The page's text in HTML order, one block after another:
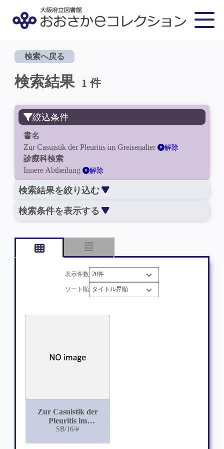
検索へ戻る
検索結果 1 件
絞込条件
書名
Zur Casuistik der Pleuritis im Greisenalter
解除
診療科検索
Innere Abtheilung
解除
検索結果を絞り込む
検索条件を表示する
表示件数
ソート順
Zur Casuistik der
Pleuritis im
Greisenalter
SB/16/#